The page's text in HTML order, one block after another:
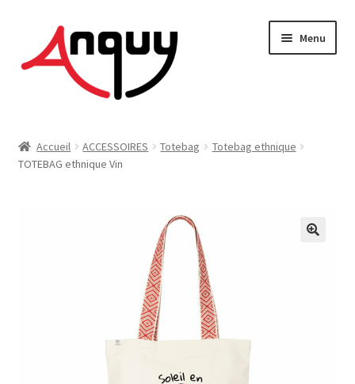
la
contenu
Menu
HOMME
Accueil ACCESSOIRES Totebag
Totebag ethnique
TOTEBAG ethnique Vin